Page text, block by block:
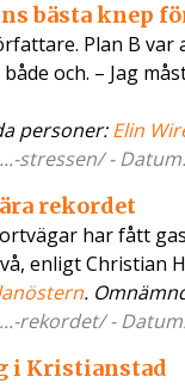
bästa knep
Plan B var
och. – Jag
personer:Elin
- Datum:
rekordet
har fått
enligt Christian
.
rekordet/ -
i Kristianstad